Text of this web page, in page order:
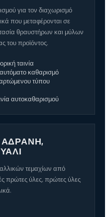
για τον διαχωρισμό
που μεταφέρονται σε
θραυστήρων και μύλων
του προϊόντος.
ταινία
καθαρισμό
τύπου
αυτοκαθαρισμού
τεμαχίων από
πρώτες ύλες, πρώτες ύλες